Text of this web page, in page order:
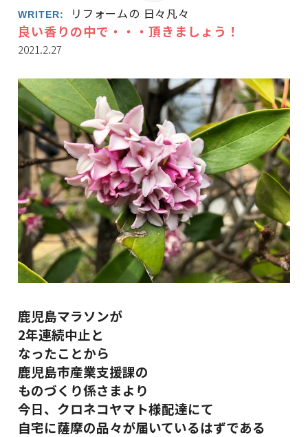
WRITER: リフォームの 日々凡々
良い香りの中で・・・頂きましょう！
2021.2.27
鹿児島マラソンが
2年連続中止と
なったことから
鹿児島市産業支援課の
ものづくり係さまより
今日、クロネコヤマト様配達にて
自宅に薩摩の品々が届いているはずである